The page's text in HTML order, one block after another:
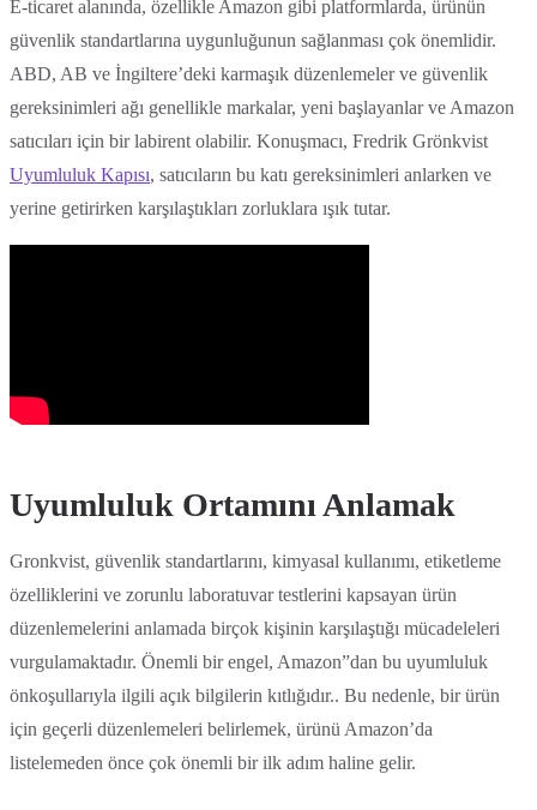
E-ticaret alanında, özellikle Amazon gibi platformlarda, ürünün
güvenlik standartlarına uygunluğunun sağlanması çok önemlidir.
ABD, AB ve İngiltere’deki karmaşık düzenlemeler ve güvenlik
gereksinimleri ağı genellikle markalar, yeni başlayanlar ve Amazon
satıcıları için bir labirent olabilir. Konuşmacı, Fredrik Grönkvist
Uyumluluk Kapısı, satıcıların bu katı gereksinimleri anlarken ve
yerine getirirken karşılaştıkları zorluklara ışık tutar.
Uyumluluk Ortamını Anlamak
Gronkvist, güvenlik standartlarını, kimyasal kullanımı, etiketleme
özelliklerini ve zorunlu laboratuvar testlerini kapsayan ürün
düzenlemelerini anlamada birçok kişinin karşılaştığı mücadeleleri
vurgulamaktadır. Önemli bir engel, Amazon”dan bu uyumluluk
önkoşullarıyla ilgili açık bilgilerin kıtlığıdır.. Bu nedenle, bir ürün
için geçerli düzenlemeleri belirlemek, ürünü Amazon’da
listelemeden önce çok önemli bir ilk adım haline gelir.